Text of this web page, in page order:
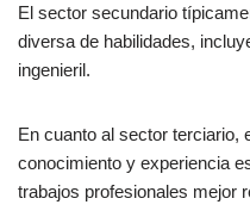
El sector secundario
diversa de habilidades,
ingenieril.
En cuanto al sector terciario,
conocimiento y experiencia
trabajos profesionales mejor